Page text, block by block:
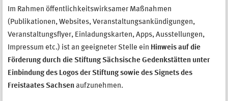
Im Rahmen öffentlichkeitswirksamer Maßnahmen
(Publikationen, Websites, Veranstaltungsankündigungen,
Veranstaltungsflyer, Einladungskarten, Apps, Ausstellungen,
Impressum etc.) ist an geeigneter Stelle ein Hinweis auf die
Förderung durch die Stiftung Sächsische Gedenkstätten unter
Einbindung des Logos der Stiftung sowie des Signets des
Freistaates Sachsen aufzunehmen.